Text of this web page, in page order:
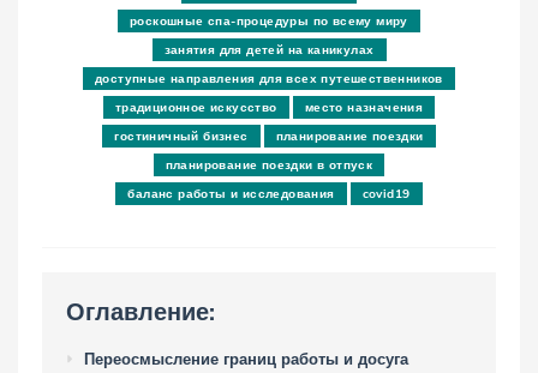
роскошные спа-процедуры по всему миру
занятия для детей на каникулах
доступные направления для всех путешественников
традиционное искусство
место назначения
гостиничный бизнес
планирование поездки
планирование поездки в отпуск
баланс работы и исследования
covid19
Оглавление:
Переосмысление границ работы и досуга